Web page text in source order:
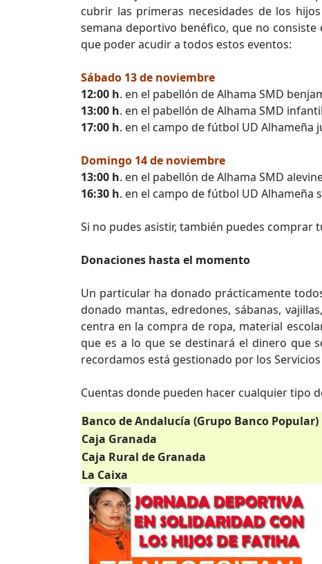
cubrir las primeras necesidades de los
semana deportivo benéfico, que no
que poder acudir a todos estos eventos:
Sábado 13 de noviembre
12:00 h. en el pabellón de Alhama SMD
13:00 h. en el pabellón de Alhama SMD
17:00 h. en el campo de fútbol UD Alhameña
Domingo 14 de noviembre
13:00 h. en el pabellón de Alhama SMD
16:30 h. en el campo de fútbol UD Alhameña
Si no pudes asistir, también puedes comprar
Donaciones hasta el momento
Un particular ha donado prácticamente
donado mantas, edredones, sábanas,
centra en la compra de ropa, material
que es a lo que se destinará el dinero que
recordamos está gestionado por los Servicios
Cuentas donde pueden hacer cualquier tipo
Banco de Andalucía (Grupo Banco Popular)
Caja Granada
Caja Rural de Granada
La Caixa